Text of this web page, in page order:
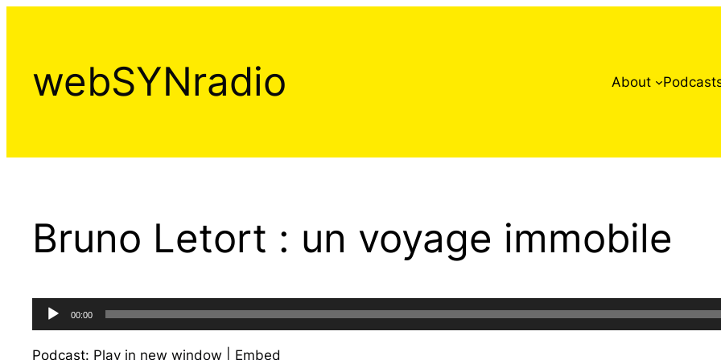
webSYNradio About
Bruno Letort : un voyage immobile
Lecteur
audio
00:00
Podcast: Play in new window Embed